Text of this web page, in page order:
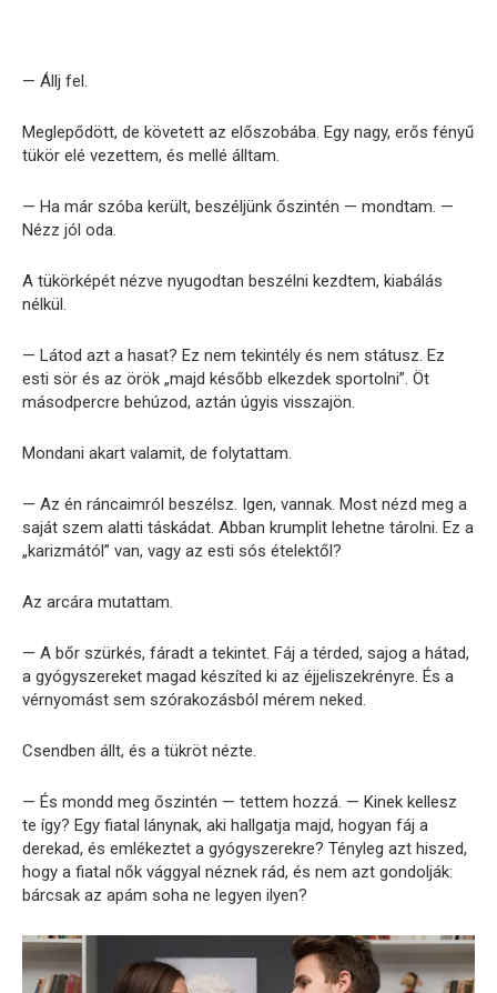
— Állj fel.
Meglepődött, de követett az előszobába. Egy nagy, erős fényű
tükör elé vezettem, és mellé álltam.
— Ha már szóba került, beszéljünk őszintén — mondtam. —
Nézz jól oda.
A tükörképét nézve nyugodtan beszélni kezdtem, kiabálás
nélkül.
— Látod azt a hasat? Ez nem tekintély és nem státusz. Ez
esti sör és az örök „majd később elkezdek sportolni”. Öt
másodpercre behúzod, aztán úgyis visszajön.
Mondani akart valamit, de folytattam.
— Az én ráncaimról beszélsz. Igen, vannak. Most nézd meg a
saját szem alatti táskádat. Abban krumplit lehetne tárolni. Ez a
„karizmától” van, vagy az esti sós ételektől?
Az arcára mutattam.
— A bőr szürkés, fáradt a tekintet. Fáj a térded, sajog a hátad,
a gyógyszereket magad készíted ki az éjjeliszekrényre. És a
vérnyomást sem szórakozásból mérem neked.
Csendben állt, és a tükröt nézte.
— És mondd meg őszintén — tettem hozzá. — Kinek kellesz
te így? Egy fiatal lánynak, aki hallgatja majd, hogyan fáj a
derekad, és emlékeztet a gyógyszerekre? Tényleg azt hiszed,
hogy a fiatal nők vággyal néznek rád, és nem azt gondolják:
bárcsak az apám soha ne legyen ilyen?